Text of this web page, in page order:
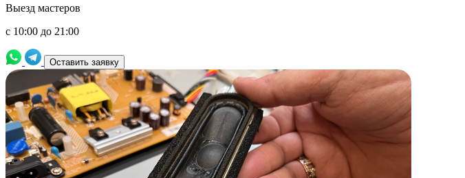
Выезд мастеров
с 10:00 до 21:00
Оставить заявку